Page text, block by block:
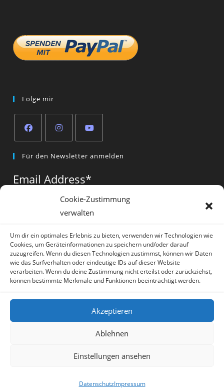
Cookie-Zustimmung
verwalten
Um dir ein optimales Erlebnis zu bieten, verwenden wir Technologien wie
Cookies, um Geräteinformationen zu speichern und/oder darauf
zuzugreifen. Wenn du diesen Technologien zustimmst, können wir Daten
wie das Surfverhalten oder eindeutige IDs auf dieser Website
verarbeiten. Wenn du deine Zustimmung nicht erteilst oder zurückziehst,
können bestimmte Merkmale und Funktionen beeinträchtigt werden.
Akzeptieren
Ablehnen
Einstellungen ansehen
DatenschutzImpressum
Folge mir
in
new
in
new
in
new
tab
Für den Newsletter anmelden
Email Address*
Vorname*
Copyright Irene Lauretti - OceanWP Theme by OceanWP